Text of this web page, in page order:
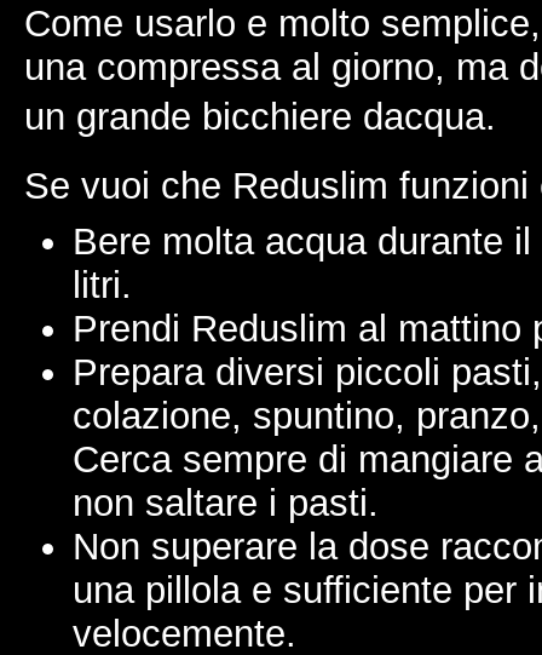
Come usarlo e molto
una compressa al giorno, ma
un grande bicchiere dacqua.
Se vuoi che Reduslim
Bere molta acqua durante
litri.
Prendi Reduslim al mattino
Prepara diversi piccoli
colazione, spuntino,
Cerca sempre di mangiare
non saltare i pasti.
Non superare la dose
una pillola e sufficiente per
velocemente.